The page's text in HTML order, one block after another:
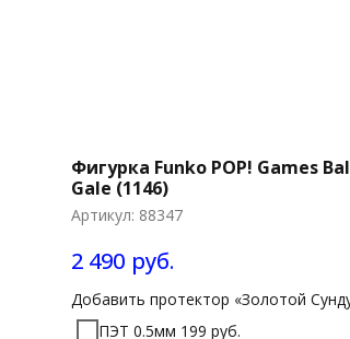
Фигурка Funko POP! Games
Gale (1146)
Артикул: 88347
2 490 руб.
Добавить протектор «Золотой
ПЭТ 0.5мм 199 руб.